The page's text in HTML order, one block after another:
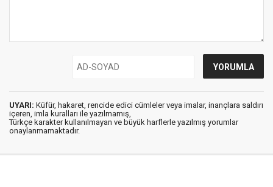
UYARI: Küfür, hakaret, rencide edici cümleler veya imalar, inançlara saldırı
içeren, imla kuralları ile yazılmamış,
Türkçe karakter kullanılmayan ve büyük harflerle yazılmış yorumlar
onaylanmamaktadır.